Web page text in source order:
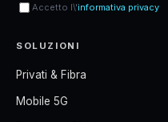
Accetto l\'informativa privacy
SOLUZIONI
Privati & Fibra
Mobile 5G